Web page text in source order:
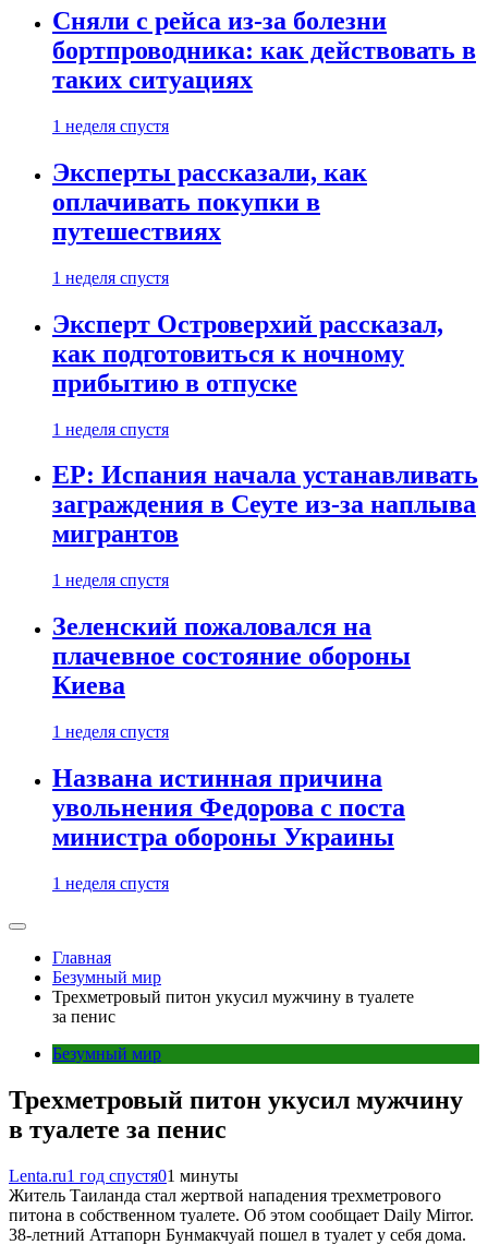
Сняли с рейса из-за болезни
бортпроводника: как действовать в
таких ситуациях
1 неделя спустя
Эксперты рассказали, как
оплачивать покупки в
путешествиях
1 неделя спустя
Эксперт Островерхий рассказал,
как подготовиться к ночному
прибытию в отпуске
1 неделя спустя
EP: Испания начала устанавливать
заграждения в Сеуте из-за наплыва
мигрантов
1 неделя спустя
Зеленский пожаловался на
плачевное состояние обороны
Киева
1 неделя спустя
Названа истинная причина
увольнения Федорова с поста
министра обороны Украины
1 неделя спустя
Главная
Безумный мир
Трехметровый питон укусил мужчину в туалете
за пенис
Безумный мир
Трехметровый питон укусил мужчину
в туалете за пенис
Lenta.ru1 год спустя01 минуты
Житель Таиланда стал жертвой нападения трехметрового
питона в собственном туалете. Об этом сообщает Daily Mirror.
38-летний Аттапорн Бунмакчуай пошел в туалет у себя дома.